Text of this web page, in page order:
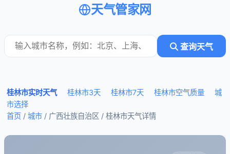
天气管家网
查询天气
桂林市实时天气 桂林市3天 桂林市7天 桂林市空气质量
城
市选择
首页 / 城市 / 广西壮族自治区 / 桂林市天气详情